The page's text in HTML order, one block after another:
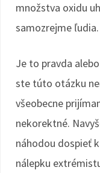
množstva oxidu
samozrejme ľudia.
Je to pravda
ste túto otázku
všeobecne
nekorektné.
náhodou dospieť
nálepku